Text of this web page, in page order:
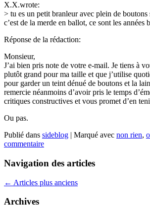
X.X.wrote:
> tu es un petit branleur avec plein de
c’est de la merde en ballot, ce sont les années
Réponse de la rédaction:
Monsieur,
J’ai bien pris note de votre e-mail. Je tiens à
plutôt grand pour ma taille et que j’utilise
pour garder un teint dénué de boutons et la
remercie néanmoins d’avoir pris le temps
critiques constructives et vous promet d’en
Ou pas.
Publié dans sideblog | Marqué avec non rien,
commentaire
Navigation des articles
← Articles plus anciens
Archives